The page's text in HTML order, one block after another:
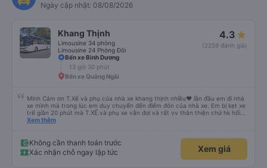
Ngày cập nhật: 08/08/2026
Khang Thịnh
Limousine 34 phòng
Limousine 24 Phòng Đôi
4.3
(2259 đánh giá)
Bến xe Bình Dương
13 giờ 30 phút
Bến xe Quảng Ngãi
Mình Cảm ơn T.Xế và phụ của nhà xe khang thịnh nhiều❤️ lần đầu em đi nhà
xe mình mà trong lúc em duy chuyển đến điểm đón của nhà xe. Em bị kẹt xe
trể giần 20 phút mà T.XẾ.và phụ xe vẫn đợi và rất vv thân thiện chứ hk hối
mình như những nhà xe khác. Xe mình đi là loại xe 24p đôi . xe có rèm kéo
.và 1 trạm. Dùng cho mn ăn ún. Dù 2 trạm dùng ở cây xăng để xe nộp nhiên
liệu và cho mn đi wc nhưng nhà wc của cây xăng nhà xe này dùng rất chi là
sạch sẽ. Hk có mùi khó chiệu như những trạm khác. Mà hình như nhà xe này
Xem thêm
Không cần thanh toán trước
Xác nhận chỗ ngay lập tức
Xem giá